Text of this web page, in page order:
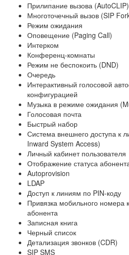
Прилипание вызова (AutoCLIP)
Многоточечный вызов (SIP
Режим ожидания
Оповещение (Paging Call)
Интерком
Конференц-комнаты
Режим не беспокоить (DND)
Очередь
Интерактивный голосовой
конфигурацией
Музыка в режиме ожидания
Голосовая почта
Быстрый набор
Система внешнего доступа к
Inward System Access)
Личный кабинет пользователя
Отображение статуса
Autoprovision
LDAP
Доступ к линиям по PIN-коду
Привязка мобильного номера
абонента
Записная книга
Черный список
Детализация звонков (CDR)
SIP SMS